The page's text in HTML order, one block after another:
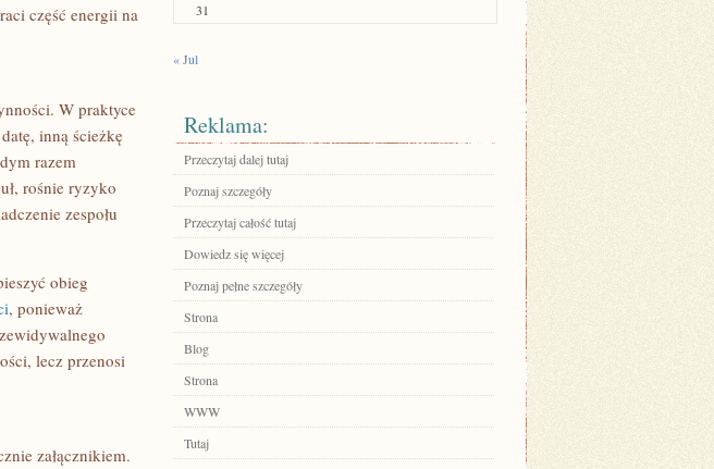
część energii na
W praktyce
inną ścieżkę
razem
rośnie ryzyko
zespołu
obieg
, ponieważ
lecz przenosi
załącznikiem.
31
« Jul
Reklama:
Przeczytaj dalej tutaj
Poznaj szczegóły
Przeczytaj całość tutaj
Dowiedz się więcej
Poznaj pełne szczegóły
Strona
Blog
Strona
WWW
Tutaj